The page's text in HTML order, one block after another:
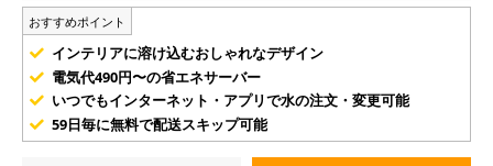
おすすめポイント
インテリアに溶け込むおしゃれなデザイン
電気代490円〜の省エネサーバー
いつでもインターネット・アプリで水の注文・変更可能
59日毎に無料で配送スキップ可能